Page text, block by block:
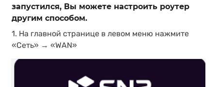
запустился, Вы можете настроить роутер
другим способом.
1. На главной странице в левом меню нажмите
«Сеть» → «WAN»